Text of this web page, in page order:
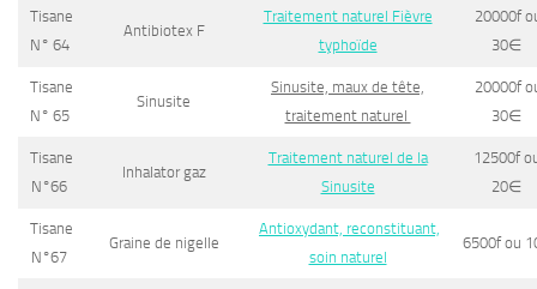
Tisane
N° 64
Antibiotex F
Traitement naturel Fièvre
typhoïde
20000f
30∈
Tisane
N° 65
Sinusite
Sinusite, maux de tête,
traitement naturel
20000f
30∈
Tisane
N°66
Inhalator gaz
Traitement naturel de la
Sinusite
12500f
20∈
Tisane
N°67
Graine de nigelle
Antioxydant, reconstituant,
soin naturel
6500f ou